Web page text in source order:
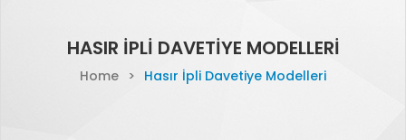
HASIR İPLI DAVETIYE MODELLERI
Home > Hasır İpli Davetiye Modelleri